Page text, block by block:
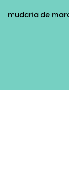
mudaria de